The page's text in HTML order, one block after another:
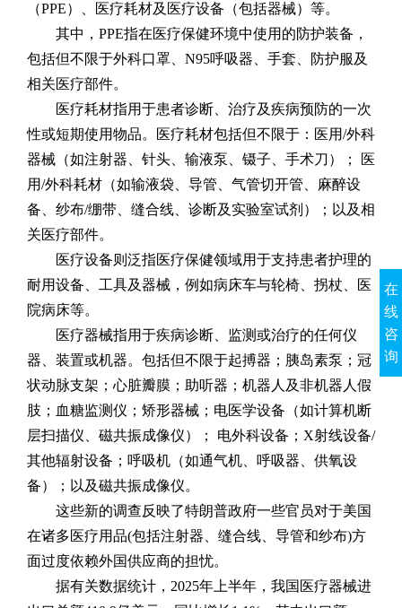
（PPE）、医疗耗材及医疗设备（包括器械）等。
其中，PPE指在医疗保健环境中使用的防护装备，
包括但不限于外科口罩、N95呼吸器、手套、防护服及
相关医疗部件。
医疗耗材指用于患者诊断、治疗及疾病预防的一次
性或短期使用物品。医疗耗材包括但不限于：医用/外科
器械（如注射器、针头、输液泵、镊子、手术刀）； 医
用/外科耗材（如输液袋、导管、气管切开管、麻醉设
备、纱布/绷带、缝合线、诊断及实验室试剂）；以及相
关医疗部件。
医疗设备则泛指医疗保健领域用于支持患者护理的
耐用设备、工具及器械，例如病床车与轮椅、拐杖、医
院病床等。
医疗器械指用于疾病诊断、监测或治疗的任何仪
器、装置或机器。包括但不限于起搏器；胰岛素泵；冠
状动脉支架；心脏瓣膜；助听器；机器人及非机器人假
肢；血糖监测仪；矫形器械；电医学设备（如计算机断
层扫描仪、磁共振成像仪）； 电外科设备；X射线设备/
其他辐射设备；呼吸机（如通气机、呼吸器、供氧设
备）；以及磁共振成像仪。
这些新的调查反映了特朗普政府一些官员对于美国
在诸多医疗用品(包括注射器、缝合线、导管和纱布)方
面过度依赖外国供应商的担忧。
据有关数据统计，2025年上半年，我国医疗器械进
在
线
咨
询